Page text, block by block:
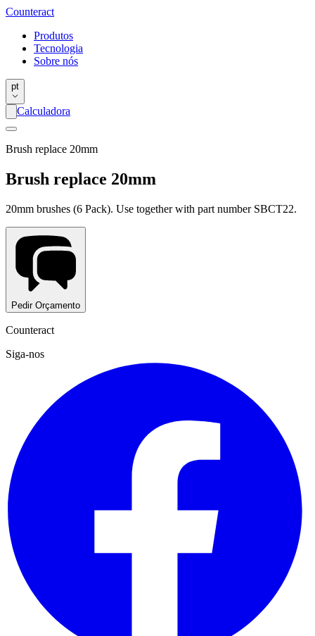
Counteract
Produtos
Tecnologia
Sobre nós
pt
Calculadora
Brush replace 20mm
Brush replace 20mm
20mm brushes (6 Pack). Use together with part number SBCT22.
Pedir Orçamento
Counteract
Siga-nos